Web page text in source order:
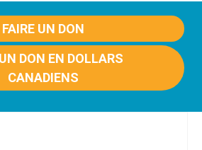
FAIRE UN DON
DON EN DOLLARS
CANADIENS